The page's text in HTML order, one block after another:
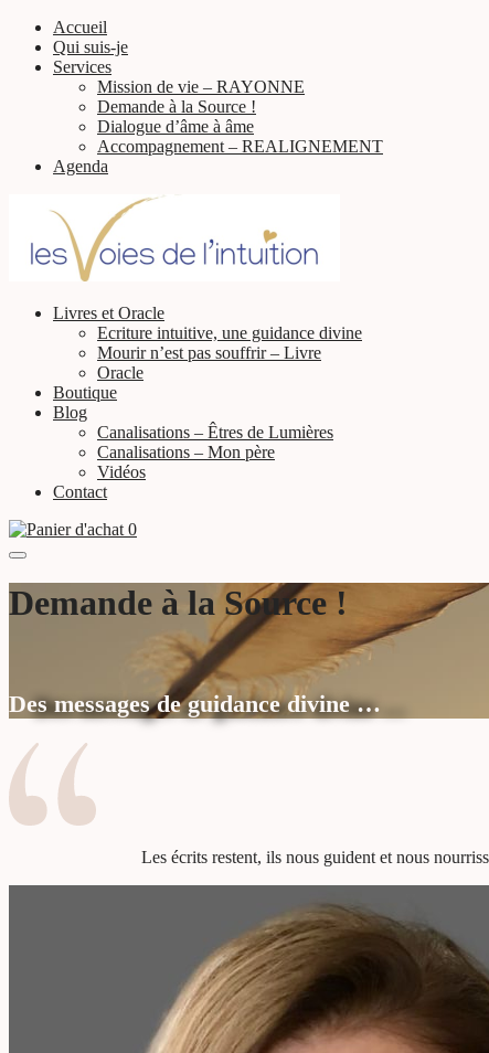
Accueil
Qui suis-je
Services
Mission de vie – RAYONNE
Demande à la Source !
Dialogue d’âme à âme
Accompagnement – REALIGNEMENT
Agenda
Livres et Oracle
Ecriture intuitive, une guidance divine
Mourir n’est pas souffrir – Livre
Oracle
Boutique
Blog
Canalisations – Êtres de Lumières
Canalisations – Mon père
Vidéos
Contact
0
Demande à la Source !
Des messages de guidance divine …
Les écrits restent, ils nous guident et nous